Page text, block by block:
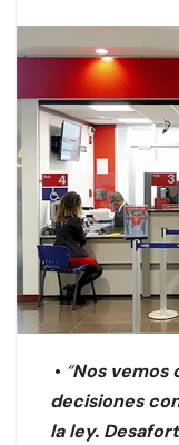
• “Nos vemos
decisiones
la ley.